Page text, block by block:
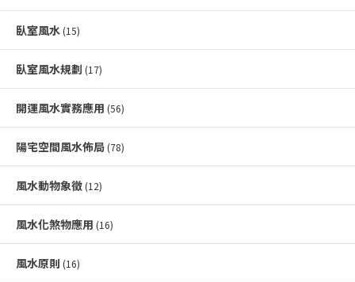
臥室風水 (15)
臥室風水規劃 (17)
開運風水實務應用 (56)
陽宅空間風水佈局 (78)
風水動物象徵 (12)
風水化煞物應用 (16)
風水原則 (16)